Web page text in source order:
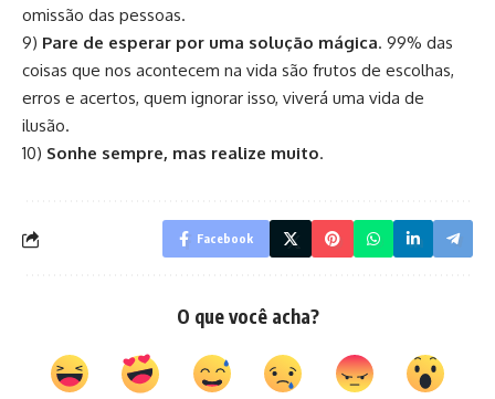
omissão das pessoas.
9) Pare de esperar por uma solução mágica. 99% das
coisas que nos acontecem na vida são frutos de escolhas,
erros e acertos, quem ignorar isso, viverá uma vida de
ilusão.
10) Sonhe sempre, mas realize muito.
Facebook
O que você acha?